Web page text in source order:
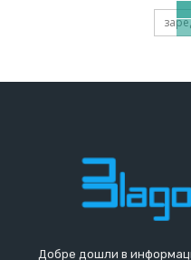
Добре дошли в